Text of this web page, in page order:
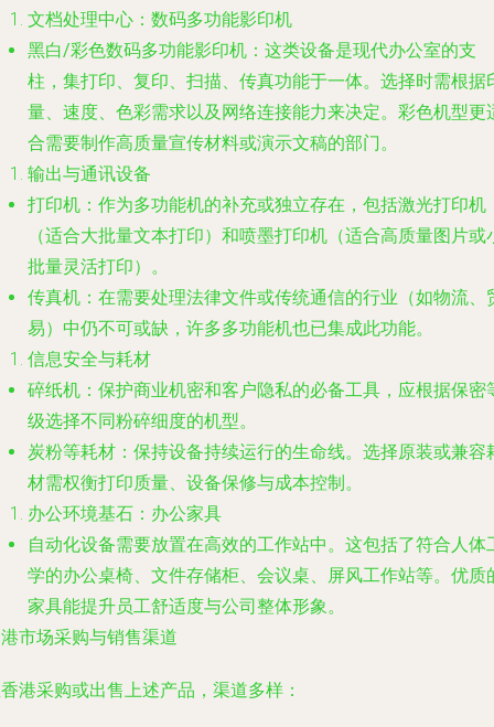
文档处理中心：数码多功能影印机
黑白/彩色数码多功能影印机 ：这类设备是现代办公室的支
柱，集打印、复印、扫描、传真功能于一体。选择时需根据
量、速度、色彩需求以及网络连接能力来决定。彩色机型更
合需要制作高质量宣传材料或演示文稿的部门。
输出与通讯设备
打印机 ：作为多功能机的补充或独立存在，包括激光打印机
（适合大批量文本打印）和喷墨打印机（适合高质量图片或
批量灵活打印）。
传真机 ：在需要处理法律文件或传统通信的行业（如物流、
易）中仍不可或缺，许多多功能机也已集成此功能。
信息安全与耗材
碎纸机 ：保护商业机密和客户隐私的必备工具，应根据保密
级选择不同粉碎细度的机型。
炭粉等耗材 ：保持设备持续运行的生命线。选择原装或兼容
材需权衡打印质量、设备保修与成本控制。
办公环境基石：办公家具
自动化设备需要放置在高效的工作站中。这包括了符合人体
学的办公桌椅、文件存储柜、会议桌、屏风工作站等。优质
家具能提升员工舒适度与公司整体形象。
市场采购与销售渠道
港采购或出售上述产品，渠道多样：